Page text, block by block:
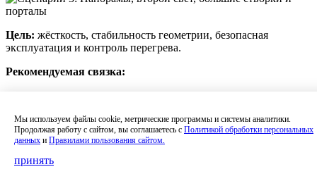
Цель: жёсткость, стабильность геометрии, безопасная
эксплуатация и контроль перегрева.
Рекомендуемая связка:
Стеклопакет:
энергоэффективность: Low-E
безопасность: закалённое стекло/триплекс в
Мы используем файлы cookie, метрические программы и системы аналитики.
Продолжая работу с сайтом, вы соглашаетесь с Политикой обработки персональных
данных и Правилами пользования сайтом.
принять